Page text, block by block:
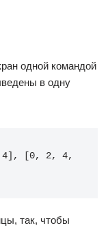
одной командой
в одну
[0, 2, 4,
так, чтобы